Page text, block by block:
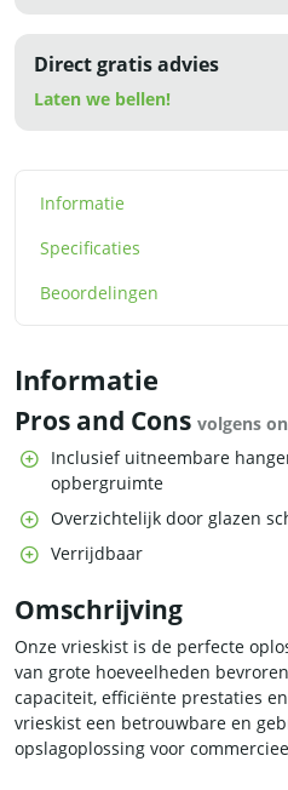
Direct gratis advies
Laten we bellen!
Informatie
Specificaties
Beoordelingen
Informatie
Pros and Cons volgens
Inclusief uitneembare
opbergruimte
Overzichtelijk door glazen
Verrijdbaar
Omschrijving
Onze vrieskist is de perfecte
van grote hoeveelheden
capaciteit, efficiënte prestaties
vrieskist een betrouwbare en
opslagoplossing voor